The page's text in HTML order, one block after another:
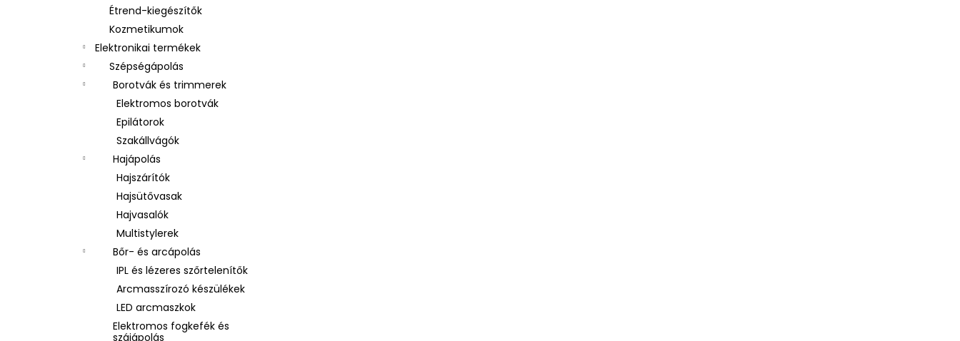
Étrend-kiegészítők
Kozmetikumok
Elektronikai termékek
Szépségápolás
Borotvák és trimmerek
Elektromos borotvák
Epilátorok
Szakállvágók
Hajápolás
Hajszárítók
Hajsütővasak
Hajvasalók
Multistylerek
Bőr- és arcápolás
IPL és lézeres szőrtelenítők
Arcmasszírozó készülékek
LED arcmaszkok
Elektromos fogkefék és
szájápolás